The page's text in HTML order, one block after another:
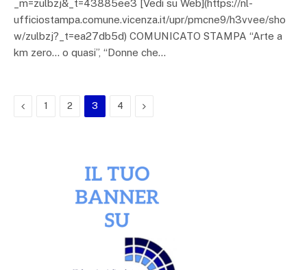
_m=zulbzj&_t=43885ee3 [Vedi su Web](https://nl-
ufficiostampa.comune.vicenza.it/upr/pmcne9/h3vvee/sho
w/zulbzj?_t=ea27db5d) COMUNICATO STAMPA “Arte a
km zero… o quasi”, “Donne che…
Previous
1 2 3 4 Next